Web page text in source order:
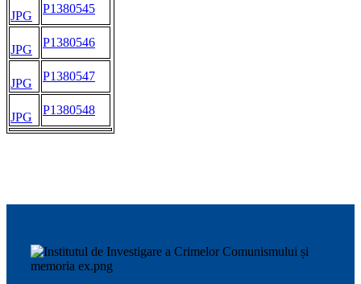
JPG
P1380545
JPG
P1380546
JPG
P1380547
JPG
P1380548